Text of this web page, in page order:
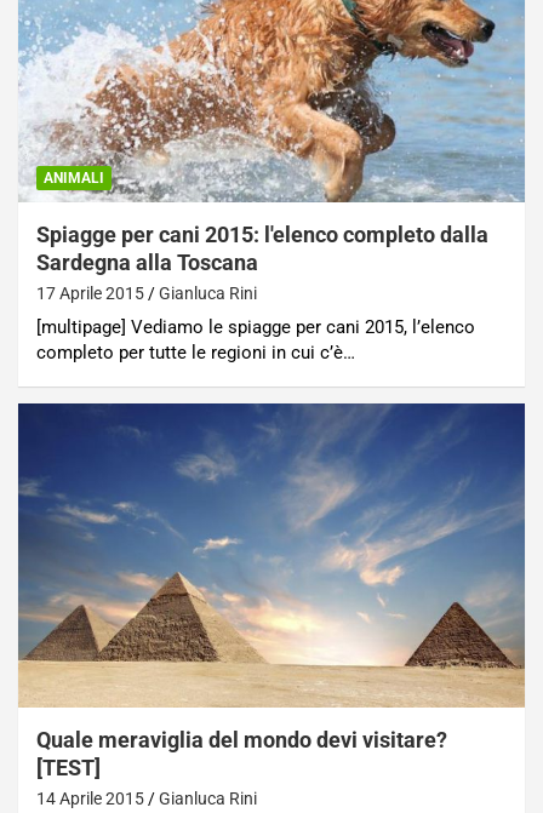
ANIMALI
Spiagge per cani 2015: l'elenco completo dalla
Sardegna alla Toscana
17 Aprile 2015 Gianluca Rini
[multipage] Vediamo le spiagge per cani 2015, l’elenco
completo per tutte le regioni in cui c’è…
Quale meraviglia del mondo devi visitare?
[TEST]
14 Aprile 2015 Gianluca Rini